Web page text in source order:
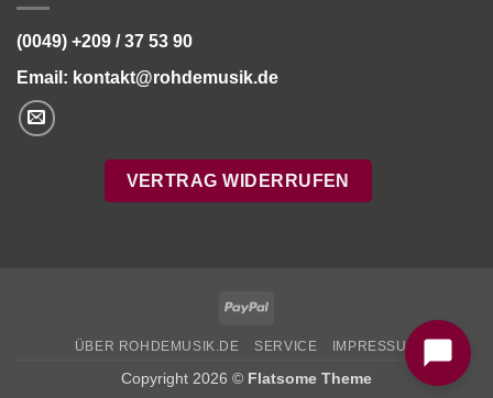
(0049) +209 / 37 53 90
Email: kontakt@rohdemusik.de
VERTRAG WIDERRUFEN
PayPal
ÜBER ROHDEMUSIK.DE SERVICE IMPRESSUM
Copyright 2026 © Flatsome Theme